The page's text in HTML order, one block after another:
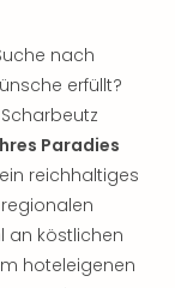
nach
erfüllt?
Paradies
reichhaltiges
an köstlichen
hoteleigenen